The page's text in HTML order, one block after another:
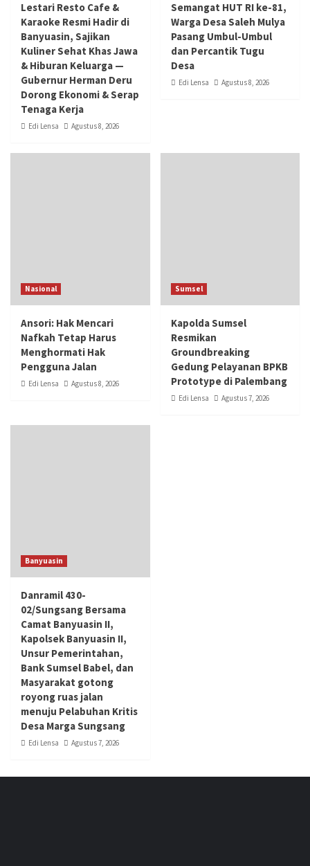
Lestari Resto Cafe &
Karaoke Resmi Hadir di
Banyuasin, Sajikan
Kuliner Sehat Khas Jawa
& Hiburan Keluarga —
Gubernur Herman Deru
Dorong Ekonomi & Serap
Tenaga Kerja
Edi Lensa Agustus 8, 2026
Semangat HUT RI ke-81,
Warga Desa Saleh Mulya
Pasang Umbul-Umbul
dan Percantik Tugu
Desa
Edi Lensa Agustus 8, 2026
Nasional
Ansori: Hak Mencari
Nafkah Tetap Harus
Menghormati Hak
Pengguna Jalan
Edi Lensa Agustus 8, 2026
Sumsel
Kapolda Sumsel
Resmikan
Groundbreaking
Gedung Pelayanan BPKB
Prototype di Palembang
Edi Lensa Agustus 7, 2026
Banyuasin
Danramil 430-
02/Sungsang Bersama
Camat Banyuasin II,
Kapolsek Banyuasin II,
Unsur Pemerintahan,
Bank Sumsel Babel, dan
Masyarakat gotong
royong ruas jalan
menuju Pelabuhan Kritis
Desa Marga Sungsang
Edi Lensa Agustus 7, 2026